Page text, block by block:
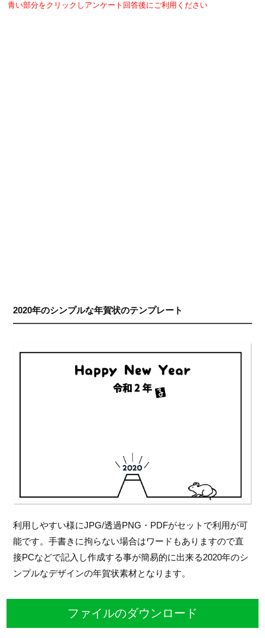
青い部分をクリックしアンケート回答後にご利用ください
2020年のシンプルな年賀状のテンプレート
利用しやすい様にJPG/透過PNG・PDFがセットで利用が可
能です。手書きに拘らない場合はワードもありますので直
接PCなどで記入し作成する事が簡易的に出来る2020年のシ
ンプルなデザインの年賀状素材となります。
ファイルのダウンロード